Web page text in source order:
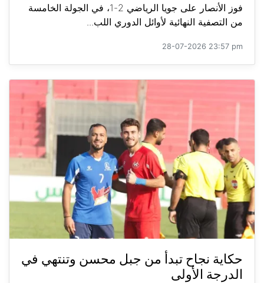
فوز الأنصار على جويا الرياضي 2-1، في الجولة الخامسة
من التصفية النهائية لأوائل الدوري اللب...
28-07-2026 23:57 pm
حكاية نجاح تبدأ من جبل محسن وتنتهي في
الدرجة الأولى